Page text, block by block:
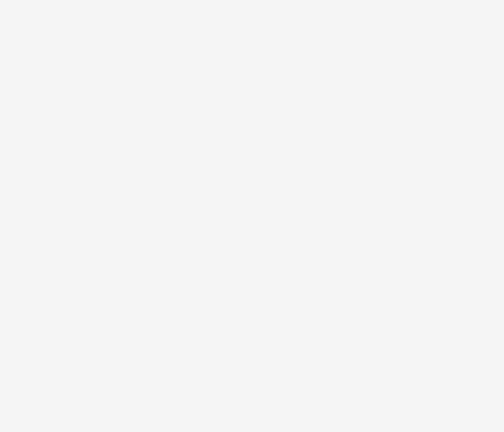
520. Rocznicy nadania praw miejskich Iłowowi - fotorelacja
upamiętniającego 800-lecie pierwszej wzmianki o Iłowie